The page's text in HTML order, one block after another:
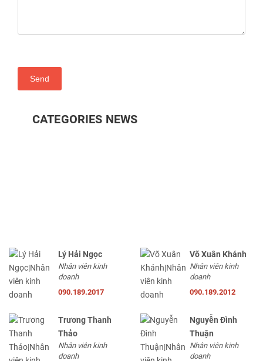
Send
CATEGORIES NEWS
Lý Hải Ngọc
Nhân viên kinh
doanh
090.189.2017
Võ Xuân Khánh
Nhân viên kinh
doanh
090.189.2012
Trương Thanh
Thảo
Nhân viên kinh
doanh
Nguyễn Đình
Thuận
Nhân viên kinh
doanh